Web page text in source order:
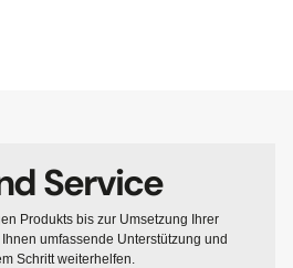
Service
Produkts bis zur Umsetzung Ihrer
umfassende Unterstützung und
Schritt weiterhelfen.